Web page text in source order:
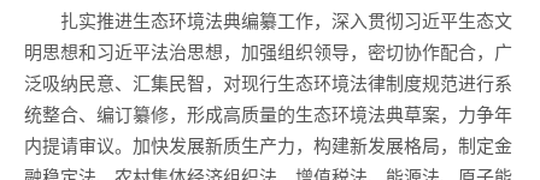
扎实推进生态环境法典编纂工作，深入贯彻习近平生态文
明思想和习近平法治思想，加强组织领导，密切协作配合，广
泛吸纳民意、汇集民智，对现行生态环境法律制度规范进行系
统整合、编订纂修，形成高质量的生态环境法典草案，力争年
内提请审议。加快发展新质生产力，构建新发展格局，制定金